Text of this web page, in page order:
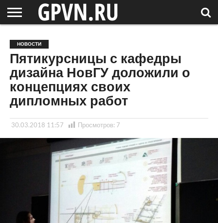
ОБЛАСТЬ
НОВОСТИ
СОСЕДЕЙ
РОССИЯ
/ МИР
СПЕЦПРОЕКТЫ
БЛОГ
СТАТЬИ
ФОТОРЕПОРТАЖИ
ИНТЕРВЬЮ
ОБЪЕКТЫ
ПОДБОРКИ
НОВОСТИ
Пятикурсницы с кафедры
дизайна НовГУ доложили о
концепциях своих
дипломных работ
30.03.2018 11:57 Просмотров: 7